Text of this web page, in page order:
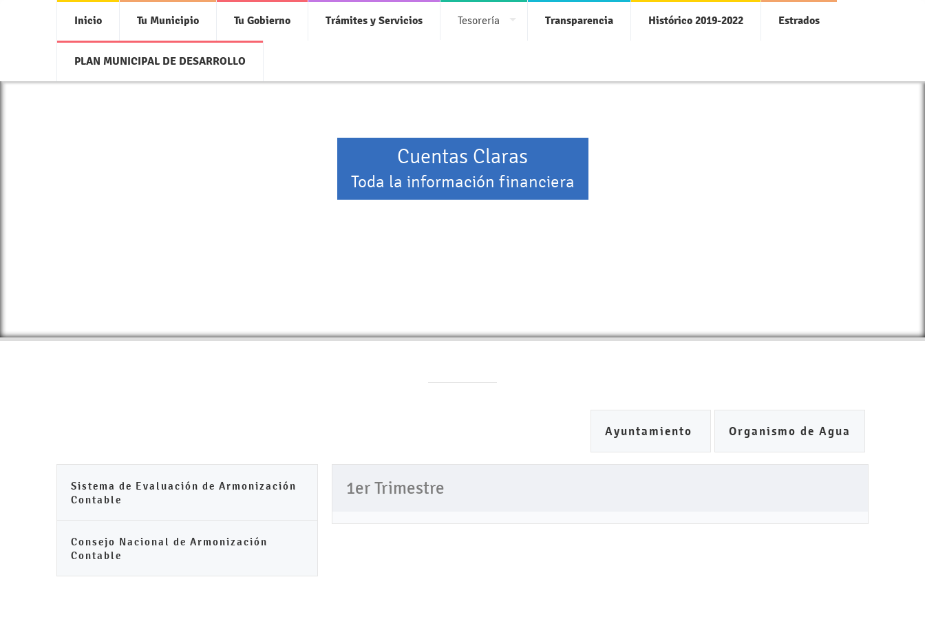
Inicio Tu Municipio Tu Gobierno Trámites y Servicios Tesorería Transparencia Histórico 2019-2022 Estrados
PLAN MUNICIPAL DE DESARROLLO
Cuentas Claras
Toda la información financiera
Ayuntamiento Organismo de Agua
Sistema de Evaluación de Armonización
Contable
Consejo Nacional de Armonización
Contable
1er Trimestre